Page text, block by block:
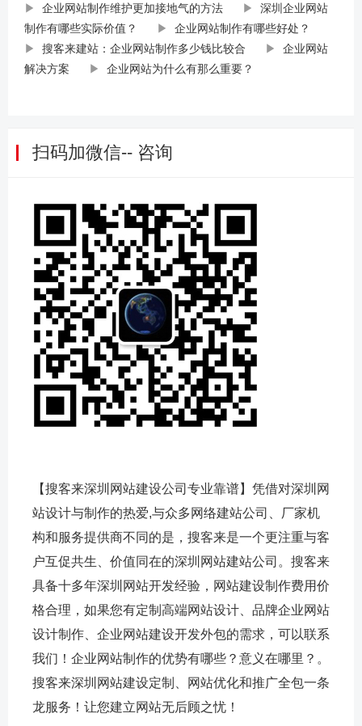
▶ 企业网站制作维护更加接地气的方法 ▶ 深圳企业网站
制作有哪些实际价值？
▶ 企业网站制作有哪些好处？
▶ 搜客来建站：企业网站制作多少钱比较合 ▶ 企业网站
解决方案 ▶ 企业网站为什么有那么重要？
扫码加微信-- 咨询
【搜客来深圳网站建设公司专业靠谱】凭借对深圳网
站设计与制作的热爱,与众多网络建站公司、厂家机
构和服务提供商不同的是，搜客来是一个更注重与客
户互促共生、价值同在的深圳网站建站公司。搜客来
具备十多年深圳网站开发经验，网站建设制作费用价
格合理，如果您有定制高端网站设计、品牌企业网站
设计制作、企业网站建设开发外包的需求，可以联系
我们！企业网站制作的优势有哪些？意义在哪里？。
搜客来深圳网站建设定制、网站优化和推广全包一条
龙服务！让您建立网站无后顾之忧！